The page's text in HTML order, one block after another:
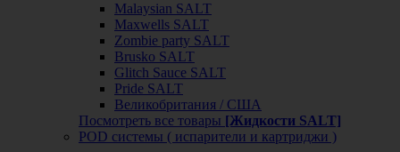
Malaysian SALT
Maxwells SALT
Zombie party SALT
Brusko SALT
Glitch Sauce SALT
Pride SALT
Великобритания / США
Посмотреть все товары [Жидкости SALT]
POD системы ( испарители и картриджи )